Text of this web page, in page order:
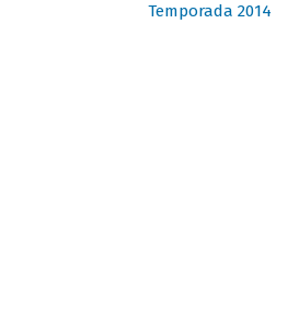
Temporada 2014